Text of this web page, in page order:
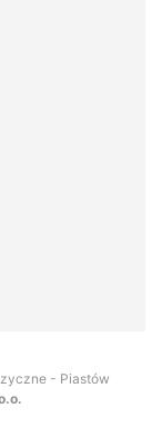
- Piastów